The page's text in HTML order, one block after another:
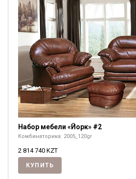
Набор мебели «Йорк» #2
Комбинаторика: 2005_120gr
2 814 740 KZT
КУПИТЬ